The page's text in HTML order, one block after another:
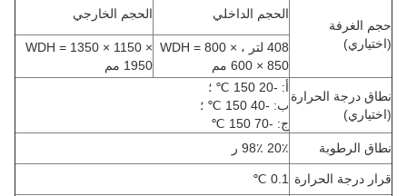
حجم الغرفة
(اختياري)
الحجم الداخلي الحجم الخارجي
408 لتر ، WDH = 800 ×
600 × 850 مم
WDH = 1350 × 1150 ×
1950 مم
نطاق درجة الحرارة
(اختياري)
أ: -20 150 ℃ ؛
ب: -40 150 ℃ ؛
ج: -70 150 ℃
نطاق الرطوبة
20٪ 98٪ ر
قرار درجة الحرارة
0.1 ℃